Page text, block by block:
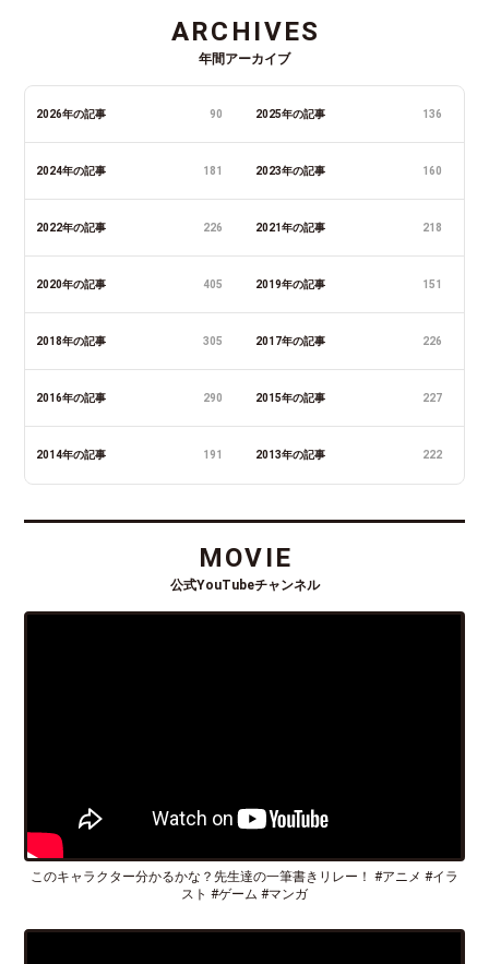
ARCHIVES
年間アーカイブ
2026年の記事 90 2025年の記事 136
2024年の記事 181 2023年の記事 160
2022年の記事 226 2021年の記事 218
2020年の記事 405 2019年の記事 151
2018年の記事 305 2017年の記事 226
2016年の記事 290 2015年の記事 227
2014年の記事 191 2013年の記事 222
MOVIE
公式YouTubeチャンネル
このキャラクター分かるかな？先生達の一筆書きリレー！ #アニメ #イラ
スト #ゲーム #マンガ